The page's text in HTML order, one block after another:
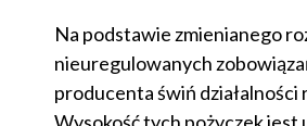
Na podstawie zmienianego
nieuregulowanych
producenta świń działalności